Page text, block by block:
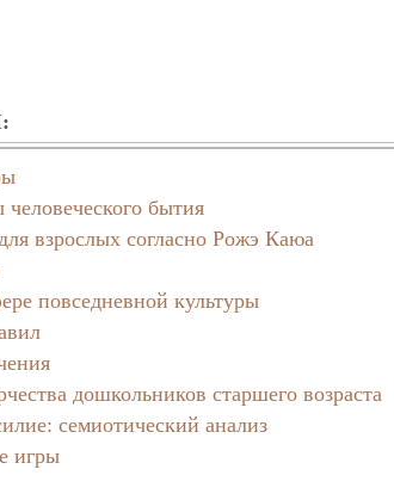
бытия
взрослых согласно Рожэ Каюа
повседневной культуры
дошкольников старшего возраста
семиотический анализ
игры